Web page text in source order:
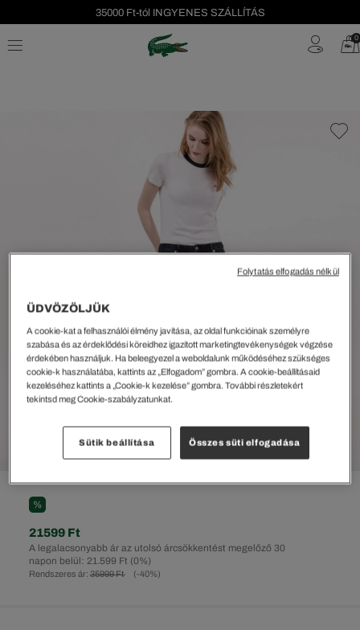
35000 Ft-tól INGYENES SZÁLLÍTÁS
Szezonális leárazás akár -40%! 0
%
Rendszeres ár: 35999 Ft (-40%)
A legalacsonyabb ár az utolsó árcsökkentést megelőző 30
napon belül: 21.599 Ft (0%)
21599 Ft
ÜDVÖZÖLJÜK
A cookie-kat a felhasználói élmény javítása, az oldal funkcióinak személyre
szabása és az érdeklődési köreidhez igazított marketingtevékenységek végzése
érdekében használjuk. Ha beleegyezel a weboldalunk működéséhez szükséges
cookie-k használatába, kattints az „Elfogadom” gombra. A cookie-beállításaid
kezeléséhez kattints a „Cookie-k kezelése” gombra. További részletekért
tekintsd meg Cookie-szabályzatunkat.
Sütik beállítása Összes süti elfogadása
Folytatás elfogadás nélkül